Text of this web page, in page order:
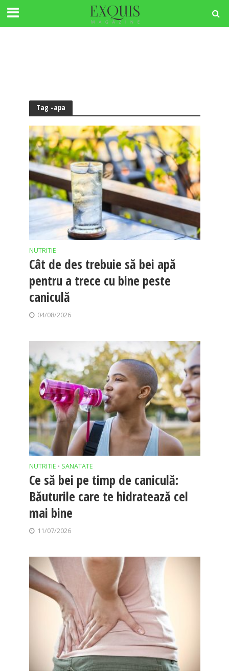
Tag -apa
NUTRITIE
Cât de des trebuie să bei apă
pentru a trece cu bine peste
caniculă
04/08/2026
NUTRITIE • SANATATE
Ce să bei pe timp de caniculă:
Băuturile care te hidratează cel
mai bine
11/07/2026